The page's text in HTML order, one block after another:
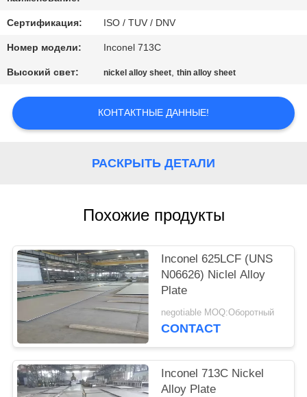
КАЧЕСТВА
СВЯЖИТЕСЬ
МЫ
СПРОСИТЕ
ЦИТАТУ
PRIVACY
POLICY
Сертификация: ISO / TUV / DNV
Номер модели: Inconel 713C
Высокий свет: nickel alloy sheet,thin alloy sheet
КОНТАКТНЫЕ ДАННЫЕ!
РАСКРЫТЬ ДЕТАЛИ
Похожие продукты
Inconel 625LCF (UNS
N06626) Niclel Alloy
Plate
negotiable MOQ:Оборотный
CONTACT
Inconel 713C Nickel
Alloy Plate